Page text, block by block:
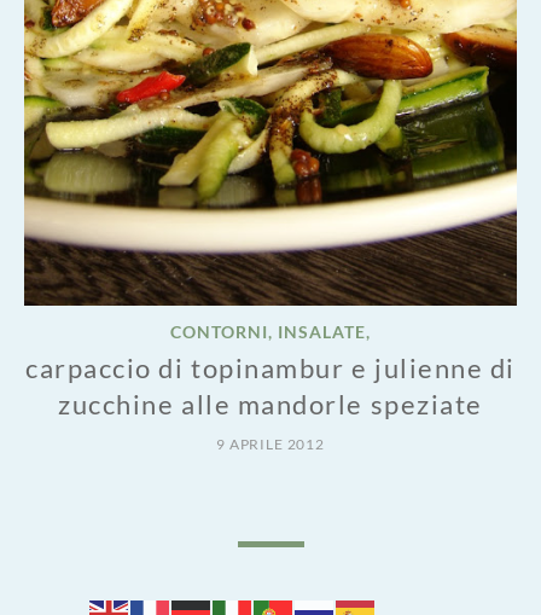
CONTORNI, INSALATE,
carpaccio di topinambur e julienne di
zucchine alle mandorle speziate
9 APRILE 2012